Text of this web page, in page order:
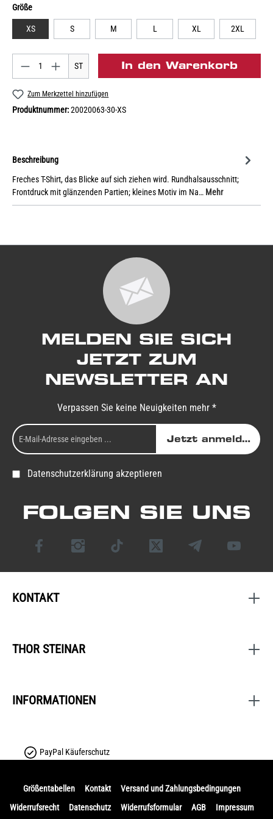
Größe
XS S M L XL 2XL
ST In den Warenkorb
Zum Merkzettel hinzufügen
Produktnummer:20020063-30-XS
Beschreibung
Freches T-Shirt, das Blicke auf sich ziehen wird. Rundhalsausschnitt;
Frontdruck mit glänzenden Partien; kleines Motiv im Na… Mehr
MELDEN SIE SICH
JETZT ZUM
NEWSLETTER AN
Verpassen Sie keine Neuigkeiten mehr *
Jetzt anmelden
Datenschutzerklärung akzeptieren
FOLGEN SIE UNS
KONTAKT
THOR STEINAR
INFORMATIONEN
PayPal Käuferschutz
Größentabellen Kontakt
Versand und Zahlungsbedingungen
Widerrufsrecht
Datenschutz Widerrufsformular AGB Impressum